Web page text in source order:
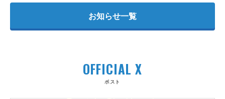
お知らせ一覧
OFFICIAL X
ポスト